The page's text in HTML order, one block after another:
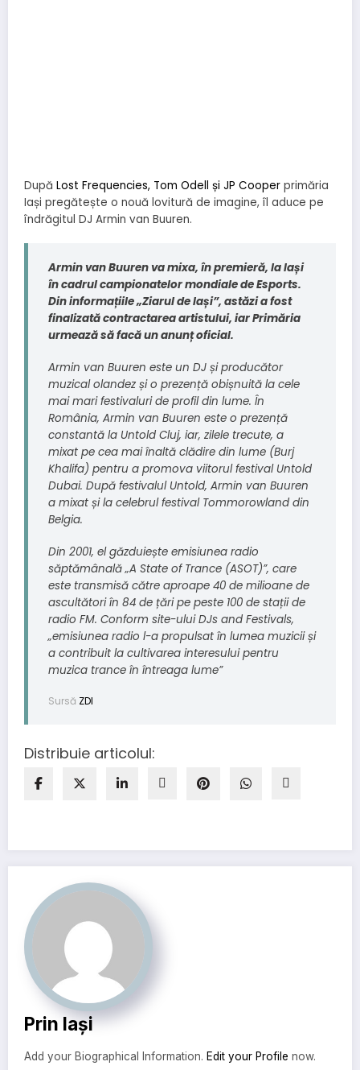
După Lost Frequencies, Tom Odell și JP Cooper primăria
Iași pregătește o nouă lovitură de imagine, îl aduce pe
îndrăgitul DJ Armin van Buuren.
Armin van Buuren va mixa, în premieră, la Iași
în cadrul campionatelor mondiale de Esports.
Din informațiile „Ziarul de Iași”, astăzi a fost
finalizată contractarea artistului, iar Primăria
urmează să facă un anunț oficial.
Armin van Buuren este un DJ și producător
muzical olandez și o prezență obișnuită la cele
mai mari festivaluri de profil din lume. În
România, Armin van Buuren este o prezență
constantă la Untold Cluj, iar, zilele trecute, a
mixat pe cea mai înaltă clădire din lume (Burj
Khalifa) pentru a promova viitorul festival Untold
Dubai. După festivalul Untold, Armin van Buuren
a mixat și la celebrul festival Tommorowland din
Belgia.
Din 2001, el găzduiește emisiunea radio
săptămânală „A State of Trance (ASOT)”, care
este transmisă către aproape 40 de milioane de
ascultători în 84 de țări pe peste 100 de stații de
radio FM. Conform site-ului DJs and Festivals,
„emisiunea radio l-a propulsat în lumea muzicii și
a contribuit la cultivarea interesului pentru
muzica trance în întreaga lume”
Sursă ZDI
Distribuie articolul:
Prin Iași
Add your Biographical Information. Edit your Profile now.